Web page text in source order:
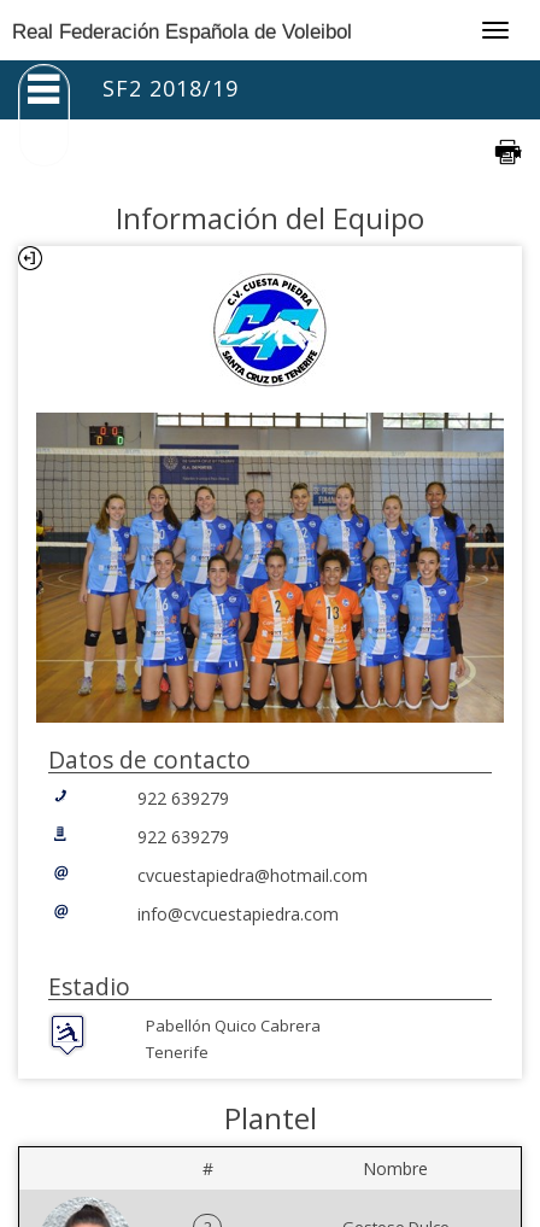
Real Federación Española de Voleibol
SF2 2018/19
Información del Equipo
Datos de contacto
922 639279
922 639279
cvcuestapiedra@hotmail.com
info@cvcuestapiedra.com
Estadio
Pabellón Quico Cabrera
Tenerife
Plantel
# Nombre